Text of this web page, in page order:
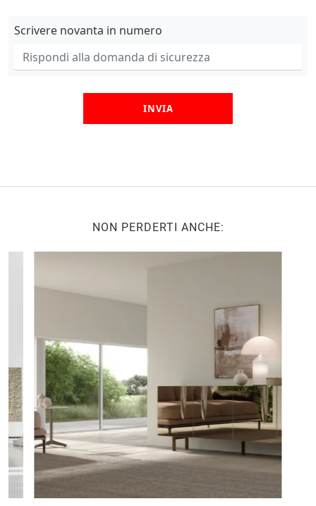
Scrivere novanta in numero
INVIA
NON PERDERTI ANCHE: